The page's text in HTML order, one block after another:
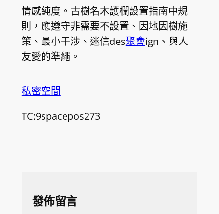
情感純度。古樹名木護欄設置指南中規
則，應遵守非需要不設置、因地因樹施
策、最小干涉、迷信des聚會ign、與人
友愛的準繩。
私密空間
TC:9spacepos273
發佈留言